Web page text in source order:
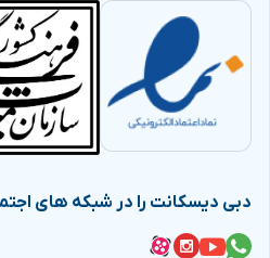
دبی دیسکانت را در شبکه های